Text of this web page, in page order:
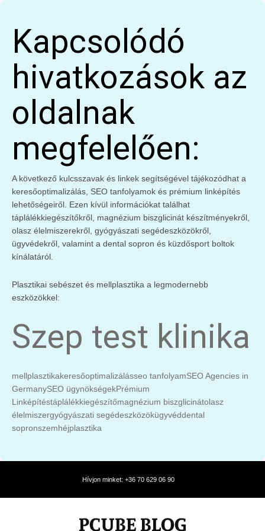
Kapcsolódó
hivatkozások az
oldalnak
megfelelően:
A következő kulcsszavak és linkek segítségével tájékozódhat a
keresőoptimalizálás, SEO tanfolyamok és prémium linképítés
lehetőségeiről. Ezen kívül információkat találhat
táplálékkiegészítőkről, magnézium biszglicinát készítményekről,
olasz élelmiszerekről, gyógyászati segédeszközökről,
ügyvédekről, valamint a dental sopron és küzdősport boltok
kínálatáról.
Plasztikai sebészet és mellplasztika a legmodernebb
eszközökkel:
Szep test klinika
mellplasztikakeresőoptimalizálásseo tanfolyamSEO Agencies in
GermanySEO ügynökségekPrémium
Linképítéstáplálékkiegészítőmagnézium biszglicinátolasz
élelmiszergyógyászati segédeszközökügyvéddental
sopronszemhéjplasztika
Hívjon minket: +36 70 629 06 90